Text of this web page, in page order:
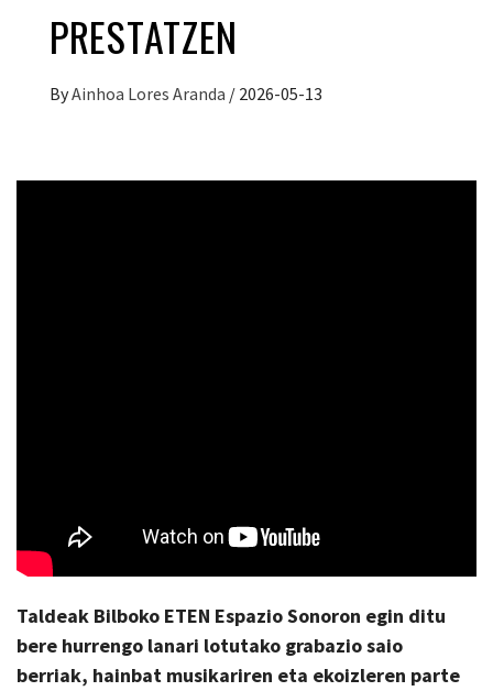
PRESTATZEN
ByAinhoa Lores Aranda / 2026-05-13
Taldeak Bilboko ETEN Espazio Sonoron egin ditu
bere hurrengo lanari lotutako grabazio saio
berriak, hainbat musikariren eta ekoizleren parte